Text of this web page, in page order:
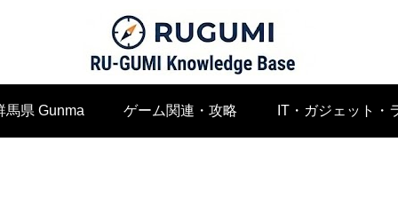
馬県 Gunma ゲーム関連・攻略 IT・ガジェット・